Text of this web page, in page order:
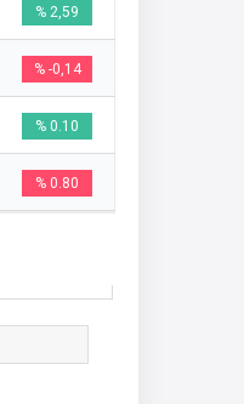
% 2,59
% -0,14
% 0.10
% 0.80